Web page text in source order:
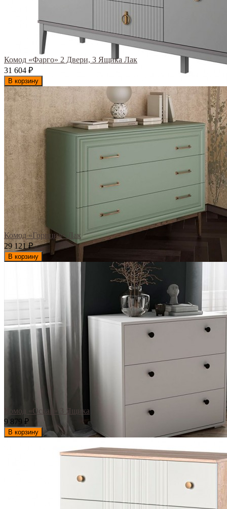
Комод «Фарго» 2 Двери, 3 Ящика Лак
31 604 ₽
В корзину
Комод «Гориция» Лак
29 121₽
В корзину
Комод «Оскар» 3 Ящика
9 879 ₽
В корзину